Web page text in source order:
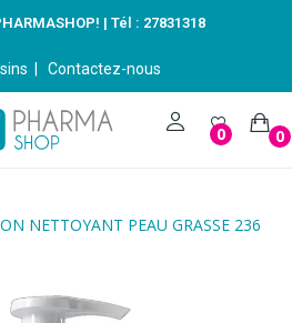
| Tél : 27831318
Contactez-nous
0 0
NETTOYANT PEAU GRASSE 236